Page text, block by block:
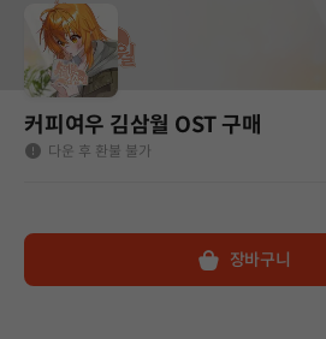
커피여우 김삼월 OST 구매
다운 후 환불 불가
장바구니